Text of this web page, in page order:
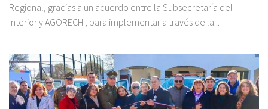
Regional, gracias a un acuerdo entre la Subsecretaría del
Interior y AGORECHI, para implementar a través de la...